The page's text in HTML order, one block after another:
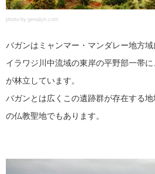
photo by genalyn.com
バガンはミャンマー・マンダレー地方域
イラワジ川中流域の東岸の平野部一帯
が林立しています。
バガンとは広くこの遺跡群が存在する
の仏教聖地でもあります。